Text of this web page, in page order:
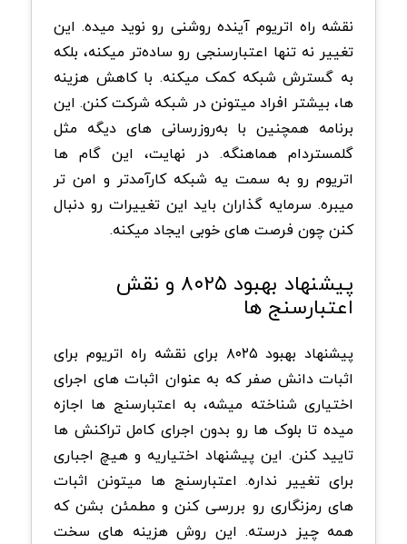
نقشه راه اتریوم آینده روشنی رو نوید میده. این
تغییر نه تنها اعتبارسنجی رو ساده‌تر میکنه، بلکه
به گسترش شبکه کمک میکنه. با کاهش هزینه
ها، بیشتر افراد میتونن در شبکه شرکت کنن. این
برنامه همچنین با به‌روزرسانی های دیگه مثل
گلمستردام هماهنگه. در نهایت، این گام ها
اتریوم رو به سمت یه شبکه کارآمدتر و امن تر
میبره. سرمایه گذاران باید این تغییرات رو دنبال
کنن چون فرصت های خوبی ایجاد میکنه.
پیشنهاد بهبود ۸۰۲۵ و نقش
اعتبارسنج ها
پیشنهاد بهبود ۸۰۲۵ برای نقشه راه اتریوم برای
اثبات دانش صفر که به عنوان اثبات های اجرای
اختیاری شناخته میشه، به اعتبارسنج ها اجازه
میده تا بلوک ها رو بدون اجرای کامل تراکنش ها
تایید کنن. این پیشنهاد اختیاریه و هیچ اجباری
برای تغییر نداره. اعتبارسنج ها میتونن اثبات
های رمزنگاری رو بررسی کنن و مطمئن بشن که
همه چیز درسته. این روش هزینه های سخت